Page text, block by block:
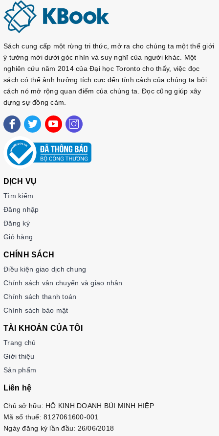
Sách cung cấp một rừng tri thức, mở ra cho chúng ta một thế giới
ý tưởng mới dưới góc nhìn và suy nghĩ của người khác. Một
nghiên cứu năm 2014 của Đại học Toronto cho thấy, việc đọc
sách có thể ảnh hưởng tích cực đến tính cách của chúng ta bởi
cách nó mở rộng quan điểm của chúng ta. Đọc cũng giúp xây
dựng sự đồng cảm.
DỊCH VỤ
Tìm kiếm
Đăng nhập
Đăng ký
Giỏ hàng
CHÍNH SÁCH
Điều kiện giao dịch chung
Chính sách vận chuyển và giao nhận
Chính sách thanh toán
Chính sách bảo mật
TÀI KHOẢN CỦA TÔI
Trang chủ
Giới thiệu
Sản phẩm
Liên hệ
Chủ sở hữu: HỘ KINH DOANH BÙI MINH HIỆP
Mã số thuế: 8127061600-001
Ngày đăng ký lần đầu: 26/06/2018